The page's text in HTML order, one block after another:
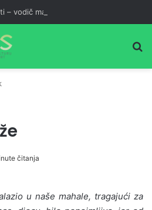
– vodič malom mufessiru''
čitanja
u naše mahale, tragajući za